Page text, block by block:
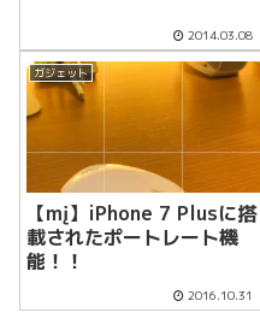
2014.03.08
ガジェット
【mį】iPhone 7 Plusに搭
載されたポートレート機
能！！
2016.10.31